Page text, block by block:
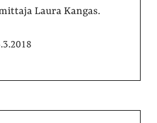
Laura Kangas.